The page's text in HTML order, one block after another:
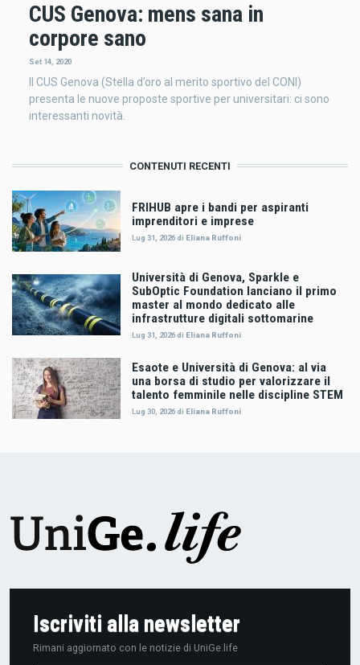
CUS Genova: mens sana in
corpore sano
Set 14, 2020
Il CUS Genova (Stella d’oro al merito sportivo del CONI)
presenta le nuove proposte sportive per universitari: ci sono
interessanti novità.
CONTENUTI RECENTI
FRIHUB apre i bandi per aspiranti
imprenditori e imprese
Lug 31, 2026di Eliana Ruffoni
Università di Genova, Sparkle e
SubOptic Foundation lanciano il primo
master al mondo dedicato alle
infrastrutture digitali sottomarine
Lug 31, 2026di Eliana Ruffoni
Esaote e Università di Genova: al via
una borsa di studio per valorizzare il
talento femminile nelle discipline STEM
Lug 30, 2026di Eliana Ruffoni
Iscriviti alla newsletter
Rimani aggiornato con le notizie di UniGe.life